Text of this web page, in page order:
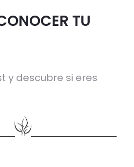
TU
y descubre si eres